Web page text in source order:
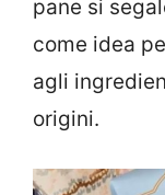
pane si
come idea
agli
origini.